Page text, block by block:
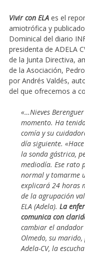
Vivir con ELA es el
amiotrófica y
Dominical del diario
presidenta de ADELA
de la Junta Directiva,
de la Asociación,
por Andrés Valdés,
del que ofrecemos a
«…Nieves
momento. Ha
comía y su
día siguiente.
la sonda gástrica,
mediodía. Ese rato
normal y tomarme
explicará 24 horas
de la agrupación
ELA (Adela). La
comunica con
cambiar el
Olmedo, su
Adela-CV, la